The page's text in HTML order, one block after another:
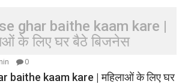
ghar baithe kaam kare |
के लिए घर बैठे बिजनेस
0
baithe kaam kare | महिलाओं के लिए घर